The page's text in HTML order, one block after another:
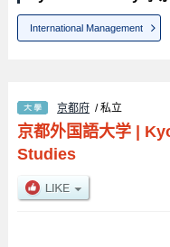
International Management
京都府 / 私立
京都外国語大学|
Studies